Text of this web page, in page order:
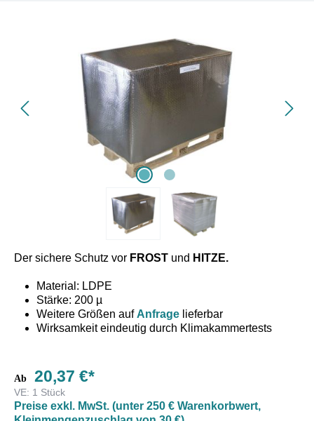
Der sichere Schutz vor FROST und HITZE.
Material: LDPE
Stärke: 200 µ
Weitere Größen auf Anfrage lieferbar
Wirksamkeit eindeutig durch Klimakammertests
Thermoschutzhaube aus PP/PET mit AL-metallisiert. PE-
beschichtet und auf eine dicke Luftpolsterfolie kaschiert.
Die Thermoschutzhaube wird ohne jegliches Hilfsmittel
Ab 20,37 €*
VE: 1 Stück
Preise exkl. MwSt. (unter 250 € Warenkorbwert,